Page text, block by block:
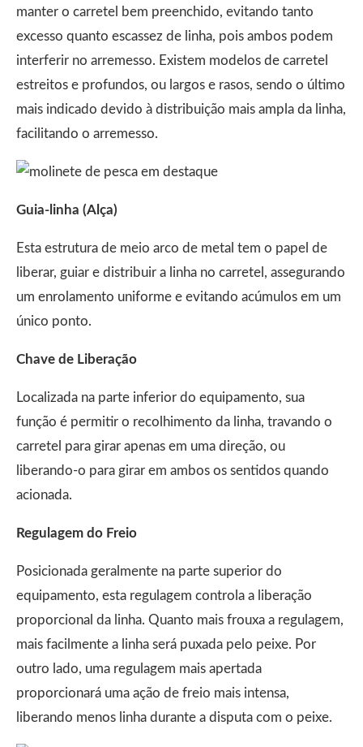
manter o carretel bem preenchido, evitando tanto
excesso quanto escassez de linha, pois ambos podem
interferir no arremesso. Existem modelos de carretel
estreitos e profundos, ou largos e rasos, sendo o último
mais indicado devido à distribuição mais ampla da linha,
facilitando o arremesso.
Guia-linha (Alça)
Esta estrutura de meio arco de metal tem o papel de
liberar, guiar e distribuir a linha no carretel, assegurando
um enrolamento uniforme e evitando acúmulos em um
único ponto.
Chave de Liberação
Localizada na parte inferior do equipamento, sua
função é permitir o recolhimento da linha, travando o
carretel para girar apenas em uma direção, ou
liberando-o para girar em ambos os sentidos quando
acionada.
Regulagem do Freio
Posicionada geralmente na parte superior do
equipamento, esta regulagem controla a liberação
proporcional da linha. Quanto mais frouxa a regulagem,
mais facilmente a linha será puxada pelo peixe. Por
outro lado, uma regulagem mais apertada
proporcionará uma ação de freio mais intensa,
liberando menos linha durante a disputa com o peixe.